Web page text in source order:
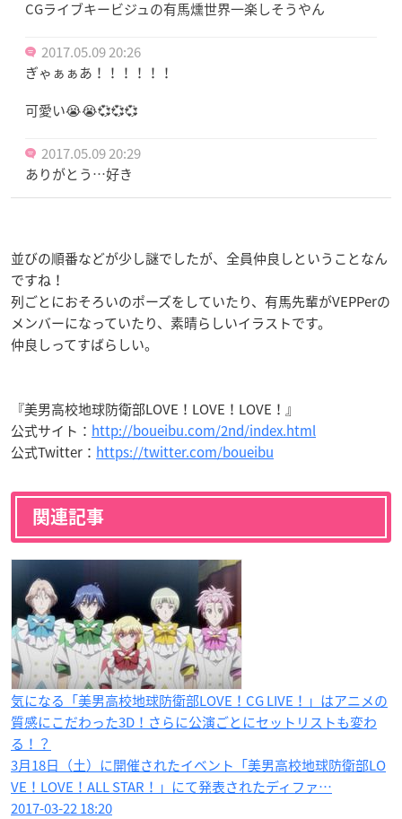
CGライブキービジュの有馬燻世界一楽しそうやん
2017.05.09 20:26
ぎゃぁぁあ！！！！！！
可愛い😭😭💞💞💞
2017.05.09 20:29
ありがとう…好き
並びの順番などが少し謎でしたが、全員仲良しということなん
ですね！
列ごとにおそろいのポーズをしていたり、有馬先輩がVEPPerの
メンバーになっていたり、素晴らしいイラストです。
仲良しってすばらしい。
『美男高校地球防衛部LOVE！LOVE！LOVE！』
公式サイト： http://boueibu.com/2nd/index.html
公式Twitter： https://twitter.com/boueibu
関連記事
気になる「美男高校地球防衛部LOVE！CG LIVE！」はアニメの
質感にこだわった3D！さらに公演ごとにセットリストも変わ
る！？
3月18日（土）に開催されたイベント「美男高校地球防衛部LO
VE！LOVE！ALL STAR！」にて発表されたディファ…
2017-03-22 18:20